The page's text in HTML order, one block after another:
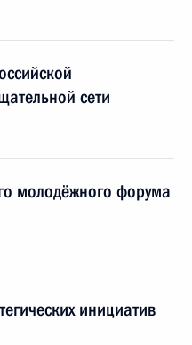
сети
молодёжного форума
инициатив